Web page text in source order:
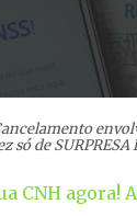
só de SURPRESA
CNH agora!